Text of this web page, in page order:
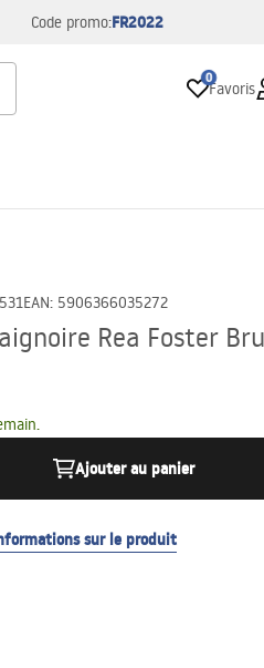
Code promo:FR2022
0
Favoris
EAN: 5906366035272
Rea Foster
Ajouter au panier
sur le produit